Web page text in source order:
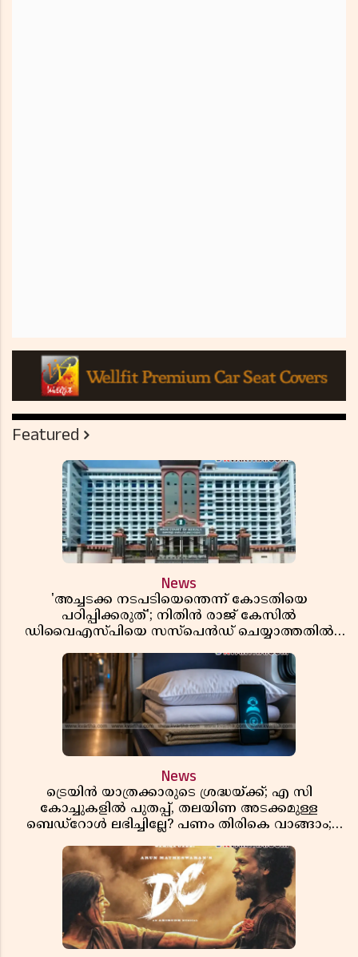
Featured
News
'അച്ചടക്ക നടപടിയെന്തെന്ന് കോടതിയെ
പഠിപ്പിക്കരുത്'; നിതിൻ രാജ് കേസിൽ
ഡിവൈഎസ്പിയെ സസ്പെൻഡ് ചെയ്യാത്തതിൽ
News
ട്രെയിൻ യാത്രക്കാരുടെ ശ്രദ്ധയ്ക്ക്; എ സി
കോച്ചുകളിൽ പുതപ്പ്, തലയിണ അടക്കമുള്ള
ബെഡ്റോൾ ലഭിച്ചില്ലേ? പണം തിരികെ വാങ്ങാം;